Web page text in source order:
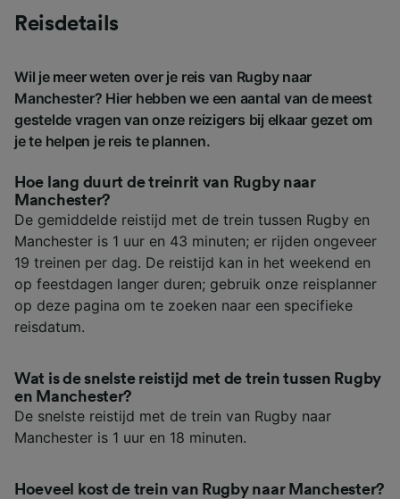
Reisdetails
Wil je meer weten over je reis van Rugby naar
Manchester? Hier hebben we een aantal van de meest
gestelde vragen van onze reizigers bij elkaar gezet om
je te helpen je reis te plannen.
Hoe lang duurt de treinrit van Rugby naar
Manchester?
De gemiddelde reistijd met de trein tussen Rugby en
Manchester is 1 uur en 43 minuten; er rijden ongeveer
19 treinen per dag. De reistijd kan in het weekend en
op feestdagen langer duren; gebruik onze reisplanner
op deze pagina om te zoeken naar een specifieke
reisdatum.
Wat is de snelste reistijd met de trein tussen Rugby
en Manchester?
De snelste reistijd met de trein van Rugby naar
Manchester is 1 uur en 18 minuten.
Hoeveel kost de trein van Rugby naar Manchester?